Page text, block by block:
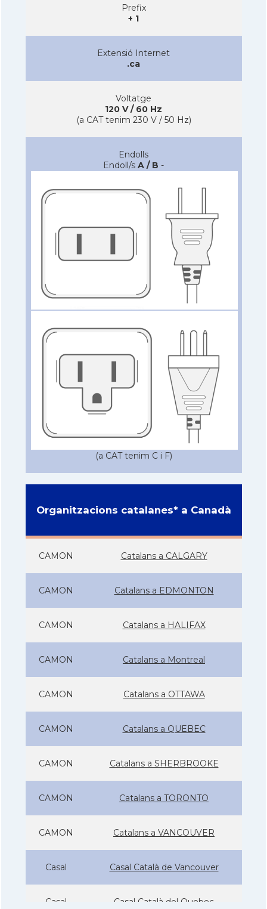
Prefix
+ 1
Extensió Internet
.ca
Voltatge
120 V / 60 Hz
(a CAT tenim 230 V / 50 Hz)
Endolls
Endoll/s A / B -
(a CAT tenim C i F)
Organitzacions catalanes* a Canadà
CAMON Catalans a CALGARY
CAMON Catalans a EDMONTON
CAMON Catalans a HALIFAX
CAMON Catalans a Montreal
CAMON Catalans a OTTAWA
CAMON Catalans a QUEBEC
CAMON Catalans a SHERBROOKE
CAMON Catalans a TORONTO
CAMON Catalans a VANCOUVER
Casal Casal Català de Vancouver
Casal Casal Català del Quebec